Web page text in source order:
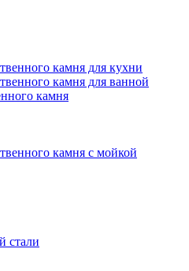
камня для кухни
камня для ванной
камня
камня с мойкой
стали